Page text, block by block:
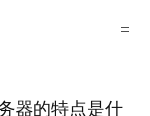
器的特点是什